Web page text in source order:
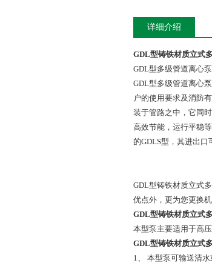
详细介绍
GDL型铸铁材质立式
GDL型多级管道离心
GDL型多级管道离心
户的使用要求及消防
装于管路之中，它同
高效节能，运行平稳
的GDLS型，其进出口
GDL型铸铁材质立式
优点外，更为您更换
GDL型铸铁材质立式
本型泵主要适用于高
GDL型铸铁材质立式
1、 本型泵可输送清